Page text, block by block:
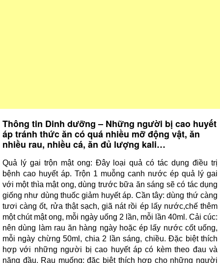
Thông tin Dinh dưỡng – Những người bị cao huyết
áp tránh thức ăn có quá nhiều mỡ động vật, ăn
nhiều rau, nhiều cá, ăn đủ lượng kali…
Quả lý gai trộn mật ong: Đây loại quả có tác dụng điều trị
bệnh cao huyết áp. Trộn 1 muỗng canh nước ép quả lý gai
với một thìa mật ong, dùng trước bữa ăn sáng sẽ có tác dụng
giống như dùng thuốc giảm huyết áp. Cần tây: dùng thứ càng
tươi càng ốt, rửa thật sạch, giã nát rồi ép lấy nước,chế thêm
một chút mật ong, mỗi ngày uống 2 lần, mỗi lần 40ml. Cải cúc:
nên dùng làm rau ăn hàng ngày hoặc ép lấy nước cốt uống,
mỗi ngày chừng 50ml, chia 2 lần sáng, chiều. Đặc biệt thích
hợp với những người bị cao huyết áp có kèm theo đau và
nặng đầu. Rau muống: đặc biệt thích hợp cho những người